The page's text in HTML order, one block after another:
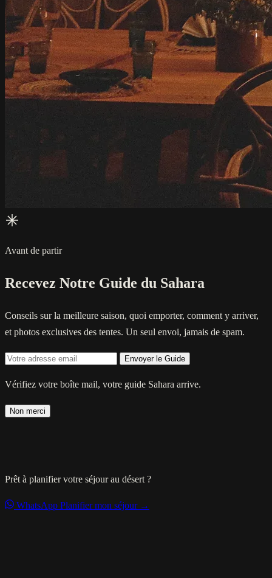
Avant de partir
Recevez Notre Guide du Sahara
Conseils sur la meilleure saison, quoi emporter, comment y arriver,
et photos exclusives des tentes. Un seul envoi, jamais de spam.
Envoyer le Guide
Vérifiez votre boîte mail, votre guide Sahara arrive.
Non merci
Prêt à planifier votre séjour au désert ?
WhatsApp Planifier mon séjour →